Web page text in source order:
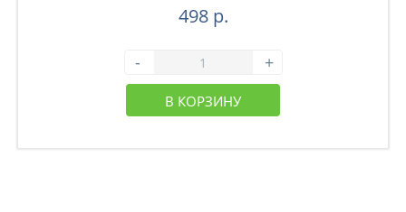
498 р.
- +
В КОРЗИНУ